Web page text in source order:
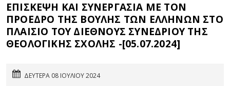
ΕΠΙΣΚΕΨΗ ΚΑΙ ΣΥΝΕΡΓΑΣΙΑ ΜΕ ΤΟΝ
ΠΡΟΕΔΡΟ ΤΗΣ ΒΟΥΛΗΣ ΤΩΝ ΕΛΛΗΝΩΝ ΣΤΟ
ΠΛΑΙΣΙΟ ΤΟΥ ΔΙΕΘΝΟΥΣ ΣΥΝΕΔΡΙΟΥ ΤΗΣ
ΘΕΟΛΟΓΙΚΗΣ ΣΧΟΛΗΣ -[05.07.2024]
ΔΕΥΤΕΡΑ 08 ΙΟΥΛΙΟΥ 2024